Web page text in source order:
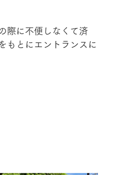
際に不便しなくて済
もとにエントランスに